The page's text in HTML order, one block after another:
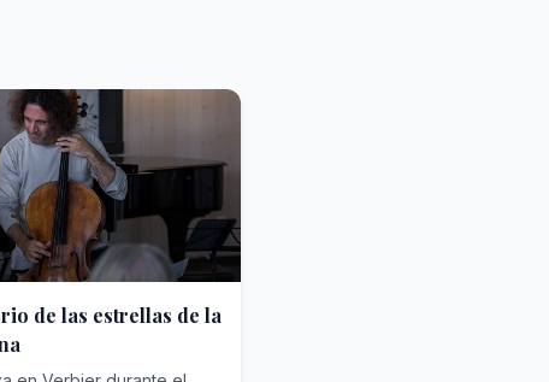
de las estrellas de la